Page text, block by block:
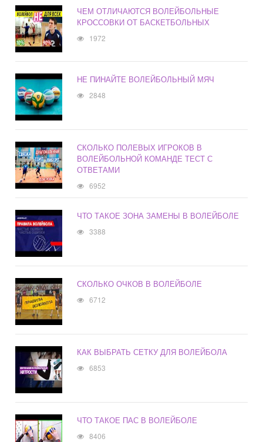
ЧЕМ ОТЛИЧАЮТСЯ ВОЛЕЙБОЛЬНЫЕ
КРОССОВКИ ОТ БАСКЕТБОЛЬНЫХ
1972
НЕ ПИНАЙТЕ ВОЛЕЙБОЛЬНЫЙ МЯЧ
2848
СКОЛЬКО ПОЛЕВЫХ ИГРОКОВ В
ВОЛЕЙБОЛЬНОЙ КОМАНДЕ ТЕСТ С
ОТВЕТАМИ
6952
ЧТО ТАКОЕ ЗОНА ЗАМЕНЫ В ВОЛЕЙБОЛЕ
3388
СКОЛЬКО ОЧКОВ В ВОЛЕЙБОЛЕ
6712
КАК ВЫБРАТЬ СЕТКУ ДЛЯ ВОЛЕЙБОЛА
6853
ЧТО ТАКОЕ ПАС В ВОЛЕЙБОЛЕ
8406